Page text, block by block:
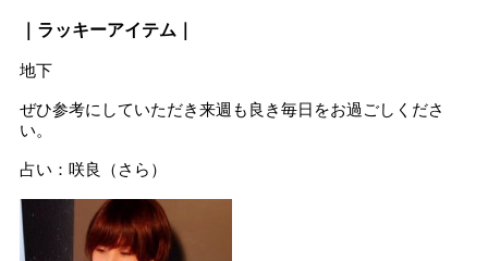
｜ラッキーアイテム｜
地下
ぜひ参考にしていただき来週も良き毎日をお過ごしくださ
い。
占い：咲良（さら）